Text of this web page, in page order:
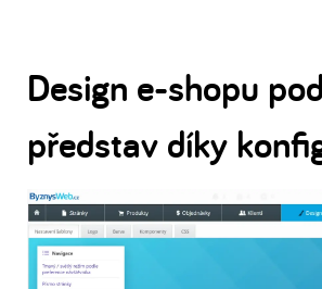
Design e-shopu
představ díky